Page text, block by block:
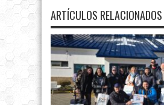
ARTÍCULOS RELACIONADOS